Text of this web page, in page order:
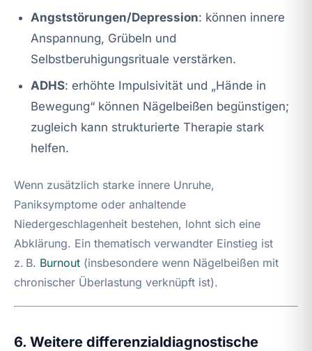
Angststörungen/Depression: können innere
Anspannung, Grübeln und
Selbstberuhigungsrituale verstärken.
ADHS: erhöhte Impulsivität und „Hände in
Bewegung“ können Nägelbeißen begünstigen;
zugleich kann strukturierte Therapie stark
helfen.
Wenn zusätzlich starke innere Unruhe,
Paniksymptome oder anhaltende
Niedergeschlagenheit bestehen, lohnt sich eine
Abklärung. Ein thematisch verwandter Einstieg ist
z. B. Burnout (insbesondere wenn Nägelbeißen mit
chronischer Überlastung verknüpft ist).
6. Weitere differenzialdiagnostische